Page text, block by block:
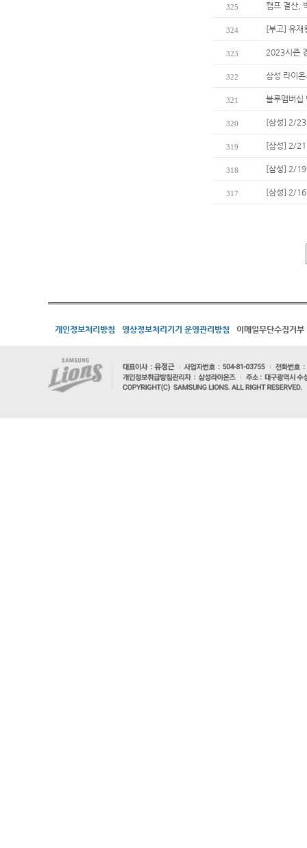
325 캠프 결산,
324 [부고] 유재
323 2023시즌
322 삼성 라이
321 블루멤버십
320 [삼성] 2/
319 [삼성] 2/
318 [삼성] 2/
317 [삼성] 2/
개인정보처리방침 영상정보처리기기 운영관리방침 이메일무단수집거부